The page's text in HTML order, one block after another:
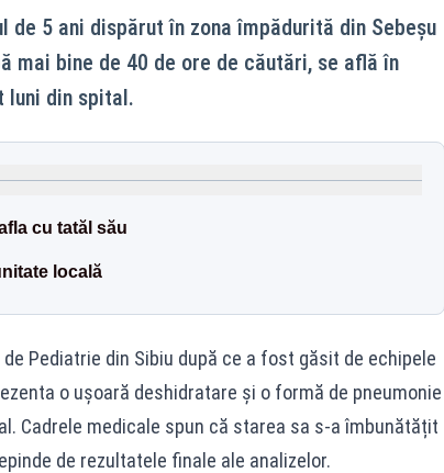
de 5 ani dispărut în zona împădurită din Sebeșu
mai bine de 40 de ore de căutări, se află în
luni din spital.
cu tatăl său
locală
Pediatrie din Sibiu după ce a fost găsit de echipele
o ușoară deshidratare și o formă de pneumonie
Cadrele medicale spun că starea sa s-a îmbunătățit
de rezultatele finale ale analizelor.